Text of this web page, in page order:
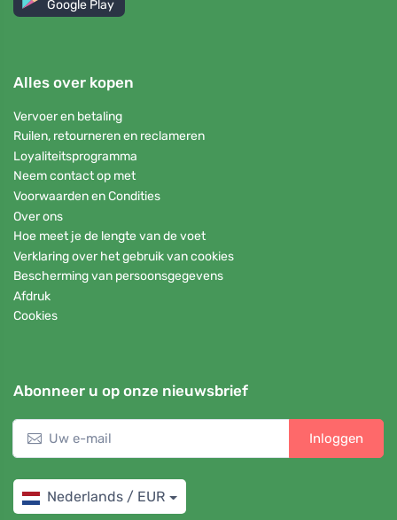
Google Play
Alles over kopen
Vervoer en betaling
Ruilen, retourneren en reclameren
Loyaliteitsprogramma
Neem contact op met
Voorwaarden en Condities
Over ons
Hoe meet je de lengte van de voet
Verklaring over het gebruik van cookies
Bescherming van persoonsgegevens
Afdruk
Cookies
Abonneer u op onze nieuwsbrief
Inloggen
Nederlands / EUR